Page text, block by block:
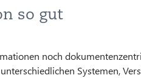
so gut
noch
Systemen,